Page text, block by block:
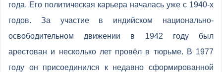
года. Его политическая карьера началась уже с 1940-х
годов. За участие в индийском национально-
освободительном движении в 1942 году был
арестован и несколько лет провёл в тюрьме. В 1977
году он присоединился к недавно сформированной